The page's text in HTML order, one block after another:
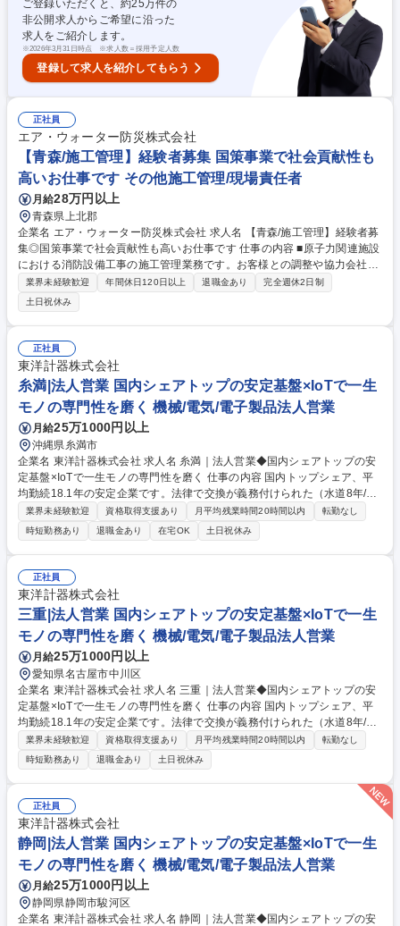
証券会社やOTC取引先と契約内容確認・更新手続き、取引先との関係構
築、問題発生時の初期対応や関係者間の調整 募集職種 【26-EP-21】運
用：トレーダー/デリバティブ市場(電力・燃料)ヘッジ取引※TL
ご登録いただくと、約25 万件の
非公開求人からご希望に沿った
求人をご紹介します。
※2026年3月31日時点 ※求人数＝採用予定人数
登録して求人を紹介してもらう
正社員
エア・ウォーター防災株式会社
【青森/施工管理】経験者募集 国策事業で社会貢献性も
高いお仕事です その他施工管理/現場責任者
月給28万円以上
青森県上北郡
企業名 エア・ウォーター防災株式会社 求人名 【青森/施工管理】経験者募
集◎国策事業で社会貢献性も高いお仕事です 仕事の内容 ■原子力関連施設
における消防設備工事の施工管理業務です。お客様との調整や協力会社の
管理などプロジェクト全体をマネジメントする重要な役割を担います。ご
経験を生かしてご活躍いただくことを期待しています。 【具体的な業務内
容】原子力発電所の使用済み核燃料を再処理する国内初のプラント施設に
おける消防設備工事の施工管理を担当します。お客様との打ち合わせや要
望の調整、協力会社（工事会社）の管理・指導、工程管理、品質管理、安
全管理など施工全般に関わる業務を行います。国内の重要インフラ整備に
関わる責任ある仕事です。 ※変更範囲：当社業務全般 募集職種 【青森/施
工管理】経験者募集◎国策事業で社会貢献性も高いお仕事です
業界未経験歓迎 年間休日120日以上 退職金あり
完全週休2日制
土日祝休み
正社員
東洋計器株式会社
糸満|法人営業 国内シェアトップの安定基盤×IoTで一生
モノの専門性を磨く 機械/電気/電子製品法人営業
月給25万1000円以上
沖縄県糸満市
企業名 東洋計器株式会社 求人名 糸満｜法人営業◆国内シェアトップの安
定基盤×IoTで一生モノの専門性を磨く 仕事の内容 国内トップシェア、平
均勤続18.1年の安定企業です。法律で交換が義務付けられた（水道8年/ガ
ス10年）インフラ機器×IoT技術で、自治体等のDX化を支援。未経験から
専門性を武器にできる提案営業です。 ■具体的には：既存顧客（水道局・
ガス会社）への定期訪問を通じ、長期的な信頼を築くスタイルです。計量
法による定期的な交換需要があるため、景気に左右されない安定性が強
み。■入社後の壁：専門知識は必要ですが、1人で抱え込む必要はありませ
ん。完璧主義より「周囲を頼れる素直さ・周囲を巻き込む力」がある方が
活躍中。■環境：拠点メンバーと連携した手厚い教育体制／転勤なしで腰
を据える。 募集職種 糸満｜法人営業◆国内シェアトップの安定基盤×IoT
で一生モノの専門性を磨く
業界未経験歓迎 資格取得支援あり 月平均残業時間20時間以内
転勤なし
時短勤務あり
退職金あり 在宅OK 土日祝休み
正社員
東洋計器株式会社
三重|法人営業 国内シェアトップの安定基盤×IoTで一生
モノの専門性を磨く 機械/電気/電子製品法人営業
月給25万1000円以上
愛知県名古屋市中川区
企業名 東洋計器株式会社 求人名 三重｜法人営業◆国内シェアトップの安
定基盤×IoTで一生モノの専門性を磨く 仕事の内容 国内トップシェア、平
均勤続18.1年の安定企業です。法律で交換が義務付けられた（水道8年/ガ
ス10年）インフラ機器×IoT技術で、自治体等のDX化を支援。未経験から
専門性を武器にできる提案営業です。 ■具体的には：既存顧客（水道局・
ガス会社）への定期訪問を通じ、長期的な信頼を築くスタイルです。計量
法による定期的な交換需要があるため、景気に左右されない安定性が強
み。■入社後の壁：専門知識は必要ですが、1人で抱え込む必要はありませ
ん。完璧主義より「周囲を頼れる素直さ・周囲を巻き込む力」がある方が
活躍中。■環境：拠点メンバーと連携した手厚い教育体制／転勤なしで腰
を据える。 募集職種 三重｜法人営業◆国内シェアトップの安定基盤×IoT
で一生モノの専門性を磨く
業界未経験歓迎 資格取得支援あり 月平均残業時間20時間以内
転勤なし
時短勤務あり
退職金あり 土日祝休み
正社員
東洋計器株式会社
静岡|法人営業 国内シェアトップの安定基盤×IoTで一生
モノの専門性を磨く 機械/電気/電子製品法人営業
月給25万1000円以上
静岡県静岡市駿河区
企業名 東洋計器株式会社 求人名 静岡｜法人営業◆国内シェアトップの安